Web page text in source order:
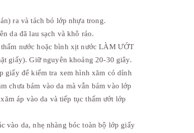
ra và tách bỏ lớp nhựa trong.
da đã lau sạch và khô ráo.
nước hoặc bình xịt nước LÀM ƯỚT
giấy). Giữ nguyên khoảng 20-30 giây.
giấy để kiểm tra xem hình xăm có dính
chưa bám vào da mà vẫn bám vào lớp
áp vào da và tiếp tục thấm ướt lớp
vào da, nhẹ nhàng bóc toàn bộ lớp giấy